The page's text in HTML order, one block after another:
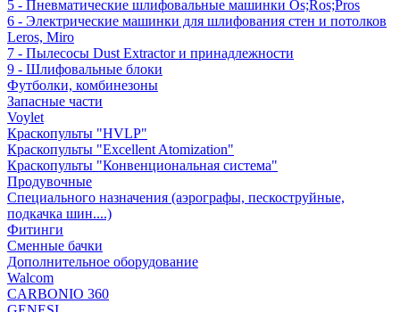
5 - Пневматические шлифовальные машинки Os;Ros;Pros
6 - Электрические машинки для шлифования стен и потолков
Leros, Miro
7 - Пылесосы Dust Extractor и принадлежности
9 - Шлифовальные блоки
Футболки, комбинезоны
Запасные части
Voylet
Краскопульты "HVLP"
Краскопульты "Excellent Atomization"
Краскопульты "Конвенциональная система"
Продувочные
Специального назначения (аэрографы, пескоструйные,
подкачка шин....)
Фитинги
Сменные бачки
Дополнительное оборудование
Walcom
CARBONIO 360